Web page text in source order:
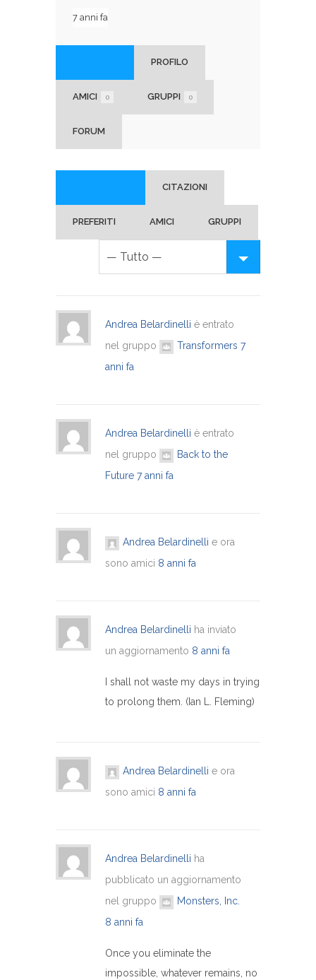
7 anni fa
PROFILO
AMICI 0 GRUPPI 0
FORUM
CITAZIONI
PREFERITI AMICI GRUPPI
Andrea Belardinelli è entrato
nel gruppo
Transformers 7
anni fa
Andrea Belardinelli è entrato
nel gruppo
Back to the
Future 7 anni fa
Andrea Belardinelli e ora
sono amici 8 anni fa
Andrea Belardinelli ha inviato
un aggiornamento 8 anni fa
I shall not waste my days in trying
to prolong them. (Ian L. Fleming)
Andrea Belardinelli e ora
sono amici 8 anni fa
Andrea Belardinelli ha
pubblicato un aggiornamento
nel gruppo
Monsters, Inc.
8 anni fa
Once you eliminate the
impossible, whatever remains, no